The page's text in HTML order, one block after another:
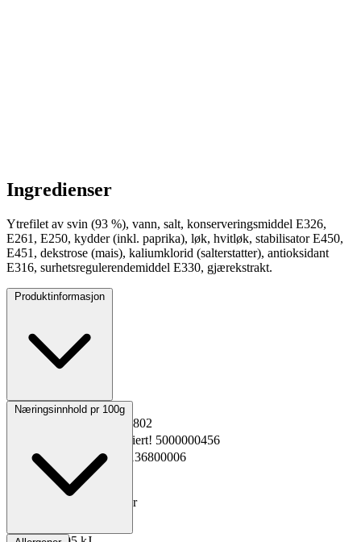
Ingredienser
Ytrefilet av svin (93 %), vann, salt, konserveringsmiddel E326,
E261, E250, kydder (inkl. paprika), løk, hvitløk, stabilisator E450,
E451, dekstrose (mais), kaliumklorid (salterstatter), antioksidant
E316, surhetsregulerendemiddel E330, gjærekstrakt.
Produktinformasjon
Opprinnelsesland Norge
383802
Kopiert! 5000000456
GTIN
Kopiert! 2301136800006
Vekt pakning
0.5 kg
Oppbevaring 0 til 4°C
35 dager
Næringsinnhold pr 100g